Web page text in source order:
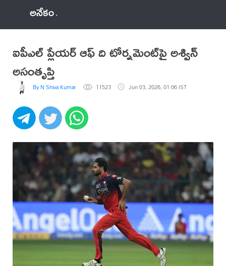
అనేకం
ఐపీఎల్ ప్లేయర్ ఆఫ్ ది టోర్నమెంట్‍పై అశ్విన్
అసంతృప్తి
By N Shiva Kumar 11523 Jun 03, 2026, 01:06 IST